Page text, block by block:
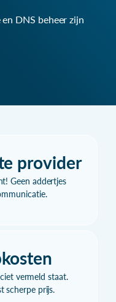
DNS beheer zijn
provider
Geen addertjes
vermeld staat.
scherpe prijs.